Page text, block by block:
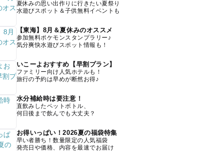
夏休みの思い出作りに行きたい夏祭り
水遊びスポット＆子供無料イベントも
【東海】8月＆夏休みのオススメ
参加無料ポケモンスタンプラリー♪
気分爽快水遊びスポット情報も！
いこーよおすすめ【早割プラン】
ファミリー向け人気ホテルも！
旅行の予約は早めが断然お得♪
水分補給時は要注意！
直飲みしたペットボトル、
何日後まで飲んでも大丈夫？
お得いっぱい！2026夏の福袋特集
早い者勝ち！数量限定の人気福袋
発売日や価格、内容を最速でお届け